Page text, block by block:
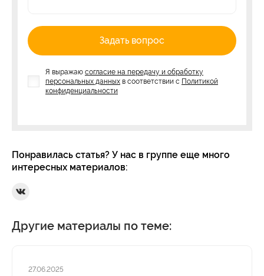
Задать вопрос
Я выражаю согласие на передачу и обработку
персональных данных в соответствии с Политикой
конфиденциальности
Понравилась статья? У нас в группе еще много
интересных материалов:
Ссылка на Вконтакте
Другие материалы по теме:
27.06.2025